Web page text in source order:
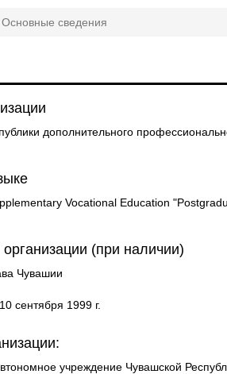
Основные сведения
дополнительного
Vocational Education
(при наличии)
Чувашии
10 сентября 1999 г.
учреждение Чувашской